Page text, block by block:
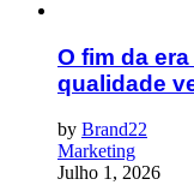
O fim da
qualidade
by Brand22
Marketing
Julho 1, 2026